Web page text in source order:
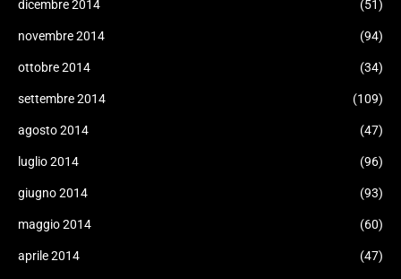
dicembre 2014 (51)
novembre 2014 (94)
ottobre 2014 (34)
settembre 2014 (109)
agosto 2014 (47)
luglio 2014 (96)
giugno 2014 (93)
maggio 2014 (60)
aprile 2014 (47)